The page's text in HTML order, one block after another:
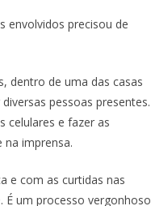
envolvidos precisou de
dentro de uma das casas
pessoas presentes.
celulares e fazer as
na imprensa.
e com as curtidas nas
É um processo vergonhoso